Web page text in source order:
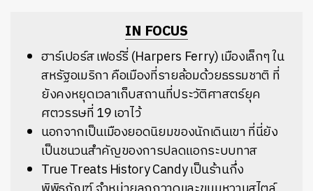
IN FOCUS
ฮาร์เปอร์ส เฟอร์รี่ (Harpers Ferry) เมืองเล็กๆ ใน
สหรัฐอเมริกา คือเมืองที่รายล้อมด้วยธรรมชาติ ที่
ยังคงหยุดเวลาเก็บสถานที่ประวัติศาสตร์ยุค
ศตวรรษที่ 19 เอาไว้
นอกจากเป็นเมืองยอดนิยมของนักเดินเขา ที่นี่ยัง
เป็นชนวนสำคัญของการปลดแอกระบบทาส
True Treats History Candy เป็นร้านกึ่ง